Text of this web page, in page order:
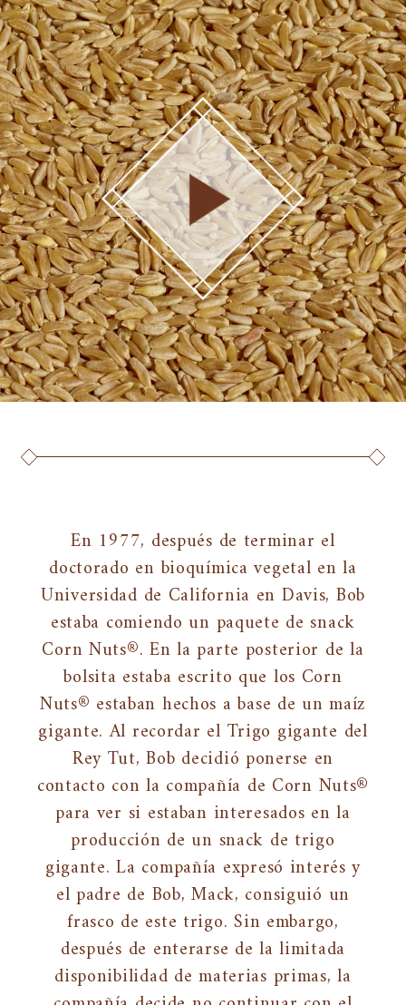
En 1977, después de terminar el
doctorado en bioquímica vegetal en la
Universidad de California en Davis, Bob
estaba comiendo un paquete de snack
Corn Nuts®. En la parte posterior de la
bolsita estaba escrito que los Corn
Nuts® estaban hechos a base de un maíz
gigante. Al recordar el Trigo gigante del
Rey Tut, Bob decidió ponerse en
contacto con la compañía de Corn Nuts®
para ver si estaban interesados en la
producción de un snack de trigo
gigante. La compañía expresó interés y
el padre de Bob, Mack, consiguió un
frasco de este trigo. Sin embargo,
después de enterarse de la limitada
disponibilidad de materias primas, la